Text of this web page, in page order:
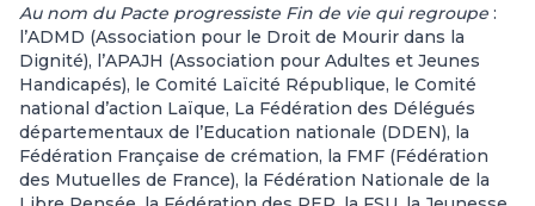
Au nom du Pacte progressiste Fin de vie qui regroupe :
l’ADMD (Association pour le Droit de Mourir dans la
Dignité), l’APAJH (Association pour Adultes et Jeunes
Handicapés), le Comité Laïcité République, le Comité
national d’action Laïque, La Fédération des Délégués
départementaux de l’Education nationale (DDEN), la
Fédération Française de crémation, la FMF (Fédération
des Mutuelles de France), la Fédération Nationale de la